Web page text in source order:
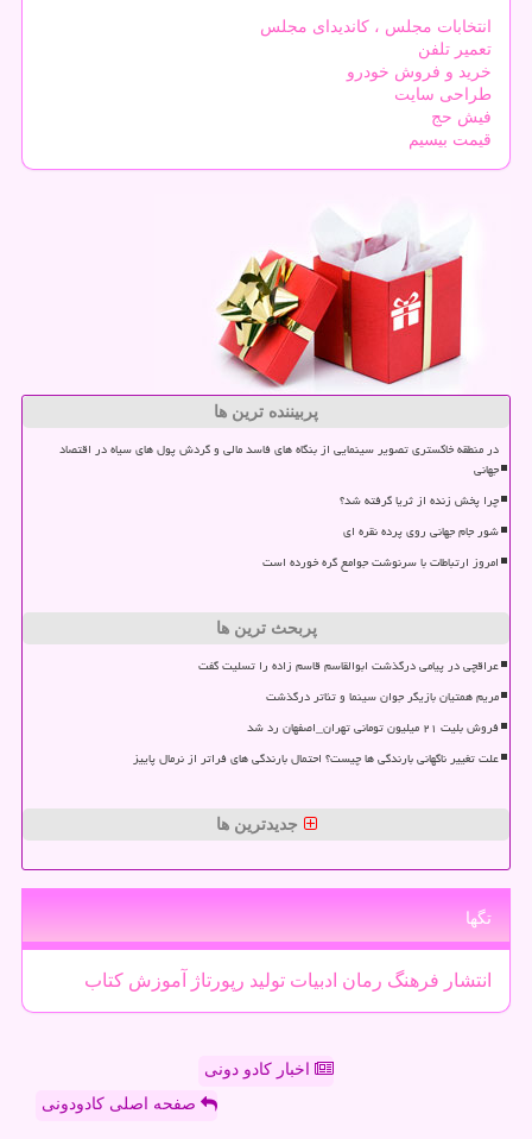
انتخابات مجلس ، کاندیدای مجلس
تعمیر تلفن
خرید و فروش خودرو
طراحی سایت
فیش حج
قیمت بیسیم
پربیننده ترین ها
در منطقه خاکستری تصویر سینمایی از بنگاه های فاسد مالی و گردش پول های سیاه در اقتصاد
جهانی
چرا پخش زنده از ثریا گرفته شد؟
شور جام جهانی روی پرده نقره ای
امروز ارتباطات با سرنوشت جوامع گره خورده است
پربحث ترین ها
عراقچی در پیامی درگذشت ابوالقاسم قاسم زاده را تسلیت گفت
مریم همتیان بازیگر جوان سینما و تئاتر درگذشت
فروش بلیت ۲۱ میلیون تومانی تهران_اصفهان رد شد
علت تغییر ناگهانی بارندگی ها چیست؟ احتمال بارندگی های فراتر از نرمال پاییز
جدیدترین ها
تگها
انتشار فرهنگ رمان ادبیات تولید رپورتاژ آموزش كتاب
اخبار کادو دونی
صفحه اصلی کادودونی